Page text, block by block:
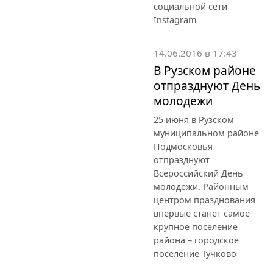
социальной сети
Instagram
14.06.2016 в 17:43
В Рузском районе
отпразднуют День
молодежи
25 июня в Рузском
муниципальном районе
Подмосковья
отпразднуют
Всероссийский День
молодежи. Районным
центром празднования
впервые станет самое
крупное поселение
района – городское
поселение Тучково